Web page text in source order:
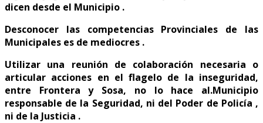
dicen desde el Municipio .
Desconocer las competencias Provinciales de las
Municipales es de mediocres .
Utilizar una reunión de colaboración necesaria o
articular acciones en el flagelo de la inseguridad,
entre Frontera y Sosa, no lo hace al.Municipio
responsable de la Seguridad, ni del Poder de Policía ,
ni de la Justicia .